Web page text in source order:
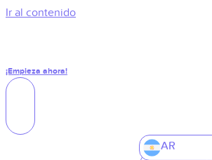
Ir al contenido
¡Empieza ahora!
AR